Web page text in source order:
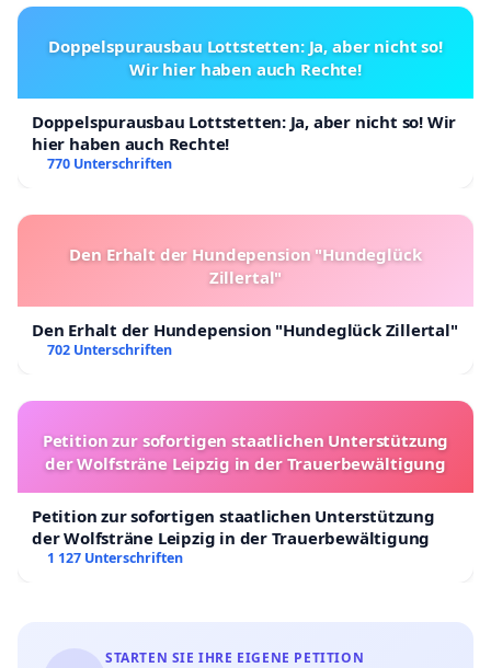
Doppelspurausbau Lottstetten: Ja, aber nicht so!
Wir hier haben auch Rechte!
Doppelspurausbau Lottstetten: Ja, aber nicht so! Wir
hier haben auch Rechte!
770 Unterschriften
Den Erhalt der Hundepension "Hundeglück
Zillertal"
Den Erhalt der Hundepension "Hundeglück Zillertal"
702 Unterschriften
Petition zur sofortigen staatlichen Unterstützung
der Wolfsträne Leipzig in der Trauerbewältigung
Petition zur sofortigen staatlichen Unterstützung
der Wolfsträne Leipzig in der Trauerbewältigung
1 127 Unterschriften
STARTEN SIE IHRE EIGENE PETITION